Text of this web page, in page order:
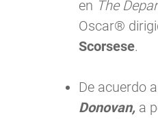
en The
Oscar®
Scorsese.
De acuerdo
Donovan, a